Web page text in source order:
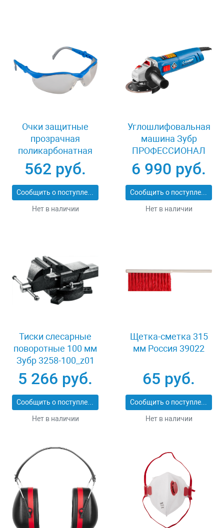
Очки защитные
прозрачная
поликарбонатная
монолинза ЗУБР
ЭКСПЕРТ 110310
562 руб.
Сообщить о поступлении
Нет в наличии
Углошлифовальная
машина Зубр
ПРОФЕССИОНАЛ
УШМ-П125-1200
ЭПСТ
6 990 руб.
Сообщить о поступлении
Нет в наличии
Тиски слесарные
поворотные 100 мм
Зубр 3258-100_z01
5 266 руб.
Сообщить о поступлении
Нет в наличии
Щетка-сметка 315
мм Россия 39022
65 руб.
Сообщить о поступлении
Нет в наличии